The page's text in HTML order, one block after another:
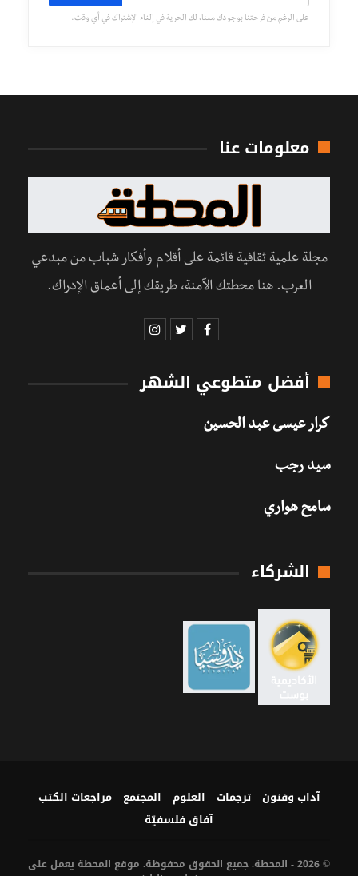
على الرغم من فرحتنا بوجودك معنا، لك الحرية في إلغاء الإشتراك في أي وقت.
معلومات عنا
مجلة علمية ثقافية قائمة على أقلام وأفكار شباب من مبدعي
العرب. هنا محطتك الآمنة، طريقك إلى أعماق الإدراك.
أفضل متطوعي الشهر
كرار عيسى عبد الحسين
سيد رجب
سامح هواري
الشركاء
آداب وفنون ترجمات العلوم المجتمع
مراجعات الكتب
آفاق فلسفيّة‎
© 2026 - المحطة. جميع الحقوق محفوظة. موقع المحطة يعمل على